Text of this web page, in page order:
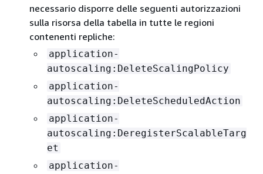
necessario disporre delle seguenti autorizzazioni
sulla risorsa della tabella in tutte le regioni
contenenti repliche:
application-
autoscaling:DeleteScalingPolicy
application-
autoscaling:DeleteScheduledAction
application-
autoscaling:DeregisterScalableTarg
et
application-